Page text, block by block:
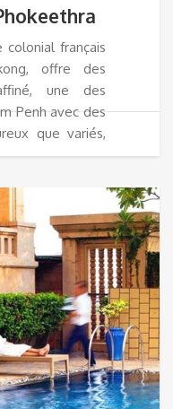
français
offre des
une des
Penh avec des
que variés,